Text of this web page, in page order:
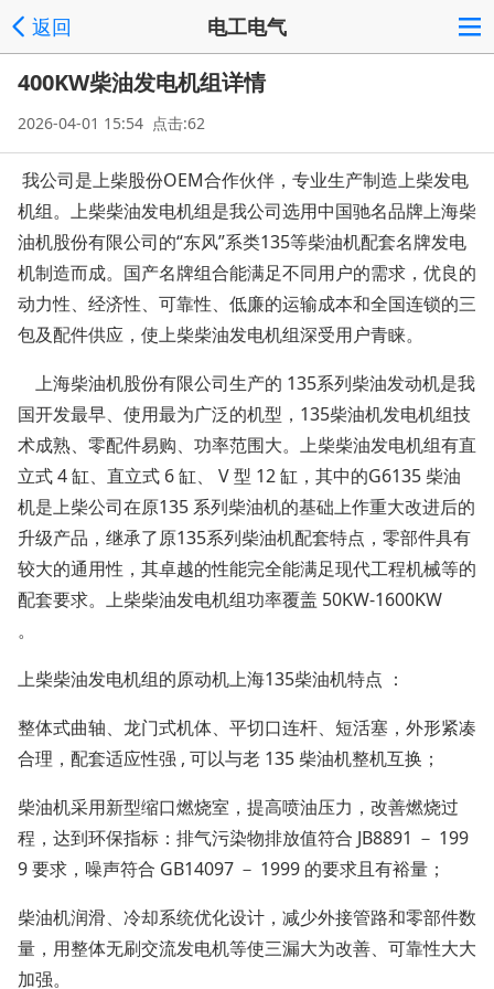
返回 电工电气
400KW柴油发电机组详情
2026-04-01 15:54 点击:62
我公司是上柴股份OEM合作伙伴，专业生产制造上柴发电
机组。上柴柴油发电机组是我公司选用中国驰名品牌上海柴
油机股份有限公司的“东风”系类135等柴油机配套名牌发电
机制造而成。国产名牌组合能满足不同用户的需求，优良的
动力性、经济性、可靠性、低廉的运输成本和全国连锁的三
包及配件供应，使上柴柴油发电机组深受用户青睐。
上海柴油机股份有限公司生产的 135系列柴油发动机是我
国开发最早、使用最为广泛的机型，135柴油机发电机组技
术成熟、零配件易购、功率范围大。上柴柴油发电机组有直
立式 4 缸、直立式 6 缸、 V 型 12 缸，其中的G6135 柴油
机是上柴公司在原135 系列柴油机的基础上作重大改进后的
升级产品，继承了原135系列柴油机配套特点，零部件具有
较大的通用性，其卓越的性能完全能满足现代工程机械等的
配套要求。上柴柴油发电机组功率覆盖 50KW-1600KW
。
上柴柴油发电机组的原动机上海135柴油机特点 ：
整体式曲轴、龙门式机体、平切口连杆、短活塞，外形紧凑
合理，配套适应性强 , 可以与老 135 柴油机整机互换；
柴油机采用新型缩口燃烧室，提高喷油压力，改善燃烧过
程，达到环保指标：排气污染物排放值符合 JB8891 － 199
9 要求，噪声符合 GB14097 － 1999 的要求且有裕量；
柴油机润滑、冷却系统优化设计，减少外接管路和零部件数
量，用整体无刷交流发电机等使三漏大为改善、可靠性大大
加强。